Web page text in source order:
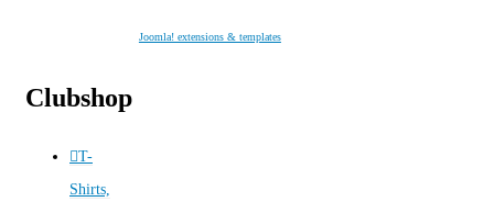
Joomla! extensions & templates
Clubshop
T-
Shirts,